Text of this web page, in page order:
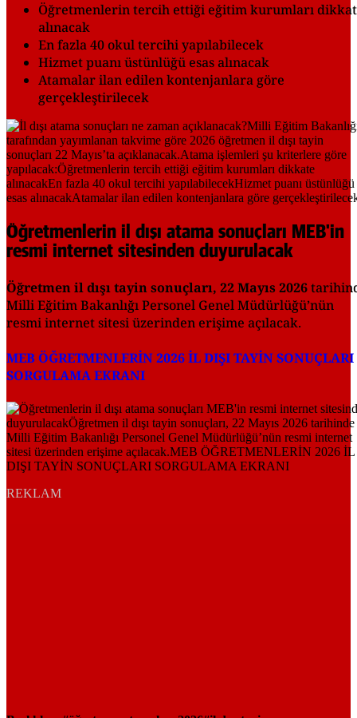
Öğretmenlerin tercih ettiği eğitim kurumları
alınacak
En fazla 40 okul tercihi yapılabilecek
Hizmet puanı üstünlüğü esas alınacak
Atamalar ilan edilen kontenjanlara göre
gerçekleştirilecek
Öğretmenlerin il dışı atama sonuçları MEB'in
resmi internet sitesinden duyurulacak
Öğretmen il dışı tayin sonuçları, 22 Mayıs 2026
Milli Eğitim Bakanlığı Personel Genel Müdürlüğü’nün
resmi internet sitesi üzerinden erişime açılacak.
MEB ÖĞRETMENLERİN 2026 İL DIŞI TAYİN SONUÇLARI
SORGULAMA EKRANI
REKLAM